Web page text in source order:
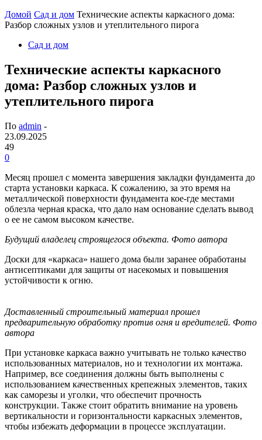
Домой Сад и дом Технические аспекты каркасного дома:
Разбор сложных узлов и утеплительного пирога
Сад и дом
Технические аспекты каркасного
дома: Разбор сложных узлов и
утеплительного пирога
По admin -
23.09.2025
49
0
Месяц прошел с момента завершения закладки фундамента до
старта установки каркаса. К сожалению, за это время на
металлической поверхности фундамента кое-где местами
облезла черная краска, что дало нам основание сделать вывод
о ее не самом высоком качестве.
Будущий владелец строящегося объекта. Фото автора
Доски для «каркаса» нашего дома были заранее обработаны
антисептиками для защиты от насекомых и повышения
устойчивости к огню.
Доставленный строительный материал прошел
предварительную обработку против огня и вредителей. Фото
автора
При установке каркаса важно учитывать не только качество
использованных материалов, но и технологии их монтажа.
Например, все соединения должны быть выполнены с
использованием качественных крепежных элементов, таких
как саморезы и уголки, что обеспечит прочность
конструкции. Также стоит обратить внимание на уровень
вертикальности и горизонтальности каркасных элементов,
чтобы избежать деформации в процессе эксплуатации.